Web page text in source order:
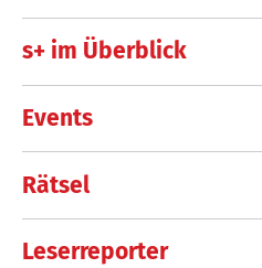
s+ im Überblick
Events
Rätsel
Leserreporter